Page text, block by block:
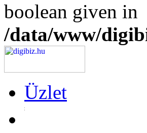
boolean given in
/data/www/
Üzlet